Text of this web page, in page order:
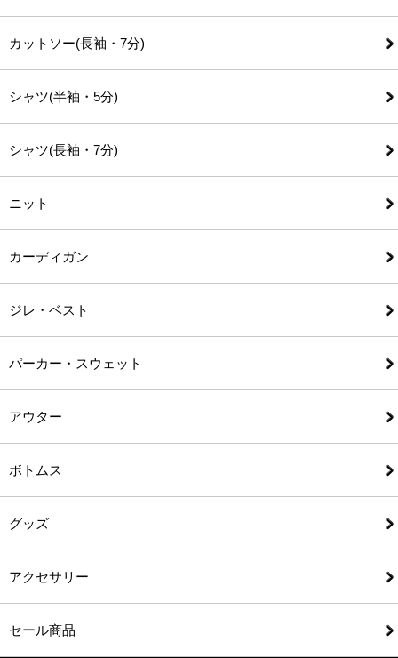
カットソー(長袖・7分)
シャツ(半袖・5分)
シャツ(長袖・7分)
ニット
カーディガン
ジレ・ベスト
パーカー・スウェット
アウター
ボトムス
グッズ
アクセサリー
セール商品